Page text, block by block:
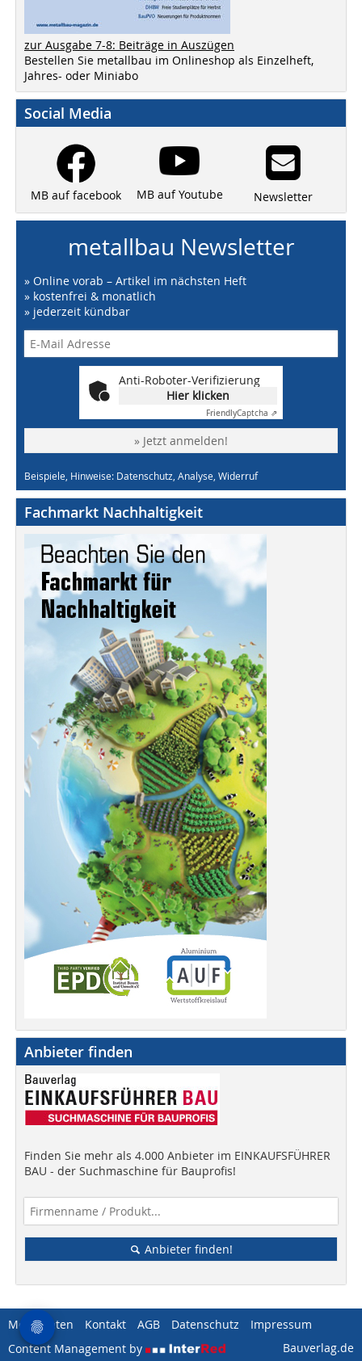
zur Ausgabe 7-8: Beiträge in Auszügen
Bestellen Sie metallbau im Onlineshop als Einzelheft,
Jahres- oder Miniabo
Social Media
MB auf facebook MB auf Youtube Newsletter
metallbau Newsletter
» Online vorab – Artikel im nächsten Heft
» kostenfrei & monatlich
» jederzeit kündbar
Anti-Roboter-Verifizierung
Hier klicken
FriendlyCaptcha ⇗
» Jetzt anmelden!
Beispiele, Hinweise: Datenschutz, Analyse, Widerruf
Fachmarkt Nachhaltigkeit
Anbieter finden
Finden Sie mehr als 4.000 Anbieter im EINKAUFSFÜHRER
BAU - der Suchmaschine für Bauprofis!
Anbieter finden!
Mediadaten Kontakt AGB Datenschutz
Impressum
Content Management by
Bauverlag.de